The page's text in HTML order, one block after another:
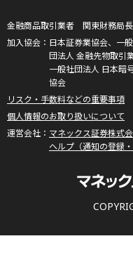
金融商品取引業者 関東財務局
日本証券業協会、一
団法人 金融先物取引
一般社団法人 日本暗
協会
リスク・手数料などの重要事項
個人情報のお取り扱いについて
マネックス証券株式
ヘルプ（通知の登録・